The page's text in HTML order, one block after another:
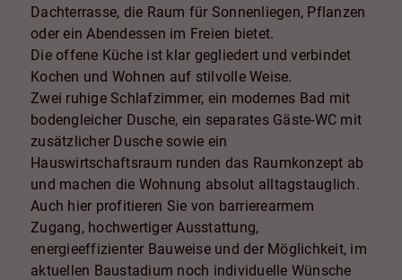
Dachterrasse, die Raum für Sonnenliegen, Pflanzen
oder ein Abendessen im Freien bietet.
Die offene Küche ist klar gegliedert und verbindet
Kochen und Wohnen auf stilvolle Weise.
Zwei ruhige Schlafzimmer, ein modernes Bad mit
bodengleicher Dusche, ein separates Gäste-WC mit
zusätzlicher Dusche sowie ein
Hauswirtschaftsraum runden das Raumkonzept ab
und machen die Wohnung absolut alltagstauglich.
Auch hier profitieren Sie von barrierearmem
Zugang, hochwertiger Ausstattung,
energieeffizienter Bauweise und der Möglichkeit, im
aktuellen Baustadium noch individuelle Wünsche